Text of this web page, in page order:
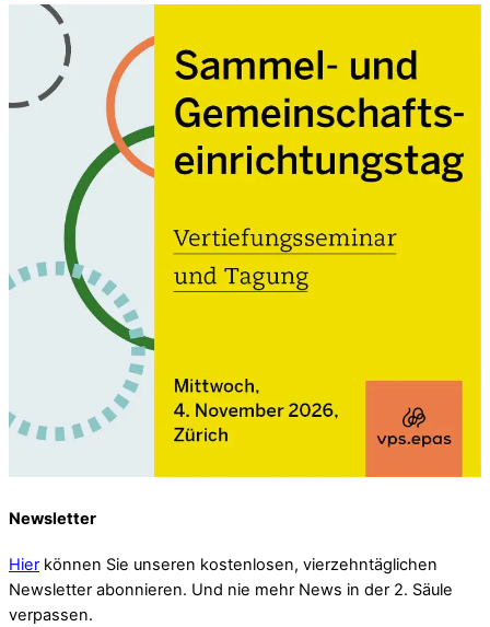
Newsletter
Hier können Sie unseren kostenlosen, vierzehntäglichen
Newsletter abonnieren. Und nie mehr News in der 2. Säule
verpassen.